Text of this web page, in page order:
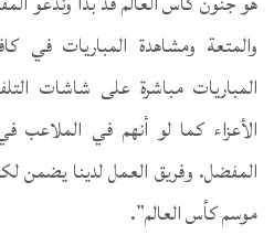
والمتعة ومشاهدة المباريات
المباريات مباشرة على شاشات
الأعزاء كما لو أنهم في الملاعب
المفضل. وفريق العمل لدينا يضمن
موسم كأس العالم”.